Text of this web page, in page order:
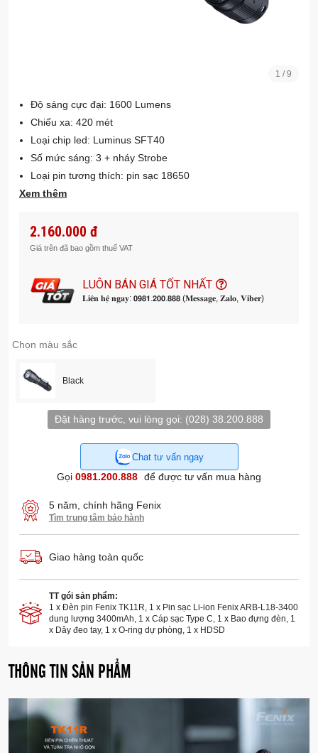
1 /9
Độ sáng cực đại: 1600 Lumens
Chiếu xa: 420 mét
Loại chip led: Luminus SFT40
Số mức sáng: 3 + nháy Strobe
Loại pin tương thích: pin sạc 18650
Cổng sạc Type-C trên thân đèn
Thân đèn bằng hợp kim nhôm A6061-T6 cao cấp
Xử lý mạ bề mặt Anodize HAIII siêu cứng, chống trầy xước
Trọng lượng: 117.5g (chưa tính pin)
Chống nước: IP68
Xem thêm
2.160.000 đ
Giá trên đã bao gồm thuế VAT
LUÔN BÁN GIÁ TỐT NHẤT
𝐋𝐢𝐞̂𝐧 𝐡𝐞̣̂ 𝐧𝐠𝐚𝐲: 𝟬𝟵𝟴𝟭.𝟮𝟬𝟬.𝟴𝟴𝟴 (𝐌𝐞𝐬𝐬𝐚𝐠𝐞, 𝐙𝐚𝐥𝐨, 𝐕𝐢𝐛𝐞𝐫)
Chọn màu sắc
Black
Đặt hàng trước, vui lòng gọi: (028) 38.200.888
Chat tư vấn ngay
Gọi 0981.200.888 để được tư vấn mua hàng
5 năm, chính hãng Fenix
Tìm trung tâm bảo hành
Giao hàng toàn quốc
TT gói sản phẩm:
1 x Đèn pin Fenix TK11R, 1 x Pin sạc Li-ion Fenix ARB-L18-3400
dung lượng 3400mAh, 1 x Cáp sạc Type C, 1 x Bao đựng đèn, 1
x Dây đeo tay, 1 x O-ring dự phòng, 1 x HDSD
THÔNG TIN SẢN PHẨM